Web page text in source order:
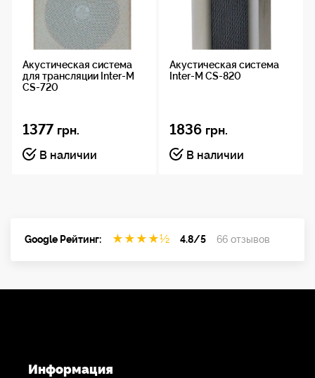
Акустическая система
для трансляции Inter-M
CS-720
1377 грн.
В наличии
Акустическая система
Inter-M CS-820
1836 грн.
В наличии
Google Рейтинг: ★ ★ ★ ★½ 4.8/5 66 отзывов
Информация